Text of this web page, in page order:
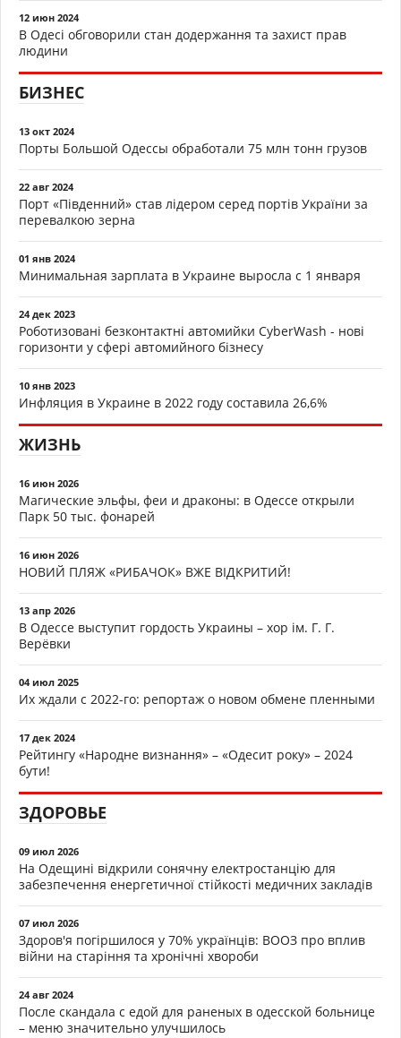
12 июн 2024
В Одесі обговорили стан додержання та захист прав
людини
БИЗНЕС
13 окт 2024
Порты Большой Одессы обработали 75 млн тонн грузов
22 авг 2024
Порт «Південний» став лідером серед портів України за
перевалкою зерна
01 янв 2024
Минимальная зарплата в Украине выросла с 1 января
24 дек 2023
Роботизовані безконтактні автомийки CyberWash - нові
горизонти у сфері автомийного бізнесу
10 янв 2023
Инфляция в Украине в 2022 году составила 26,6%
ЖИЗНЬ
16 июн 2026
Магические эльфы, феи и драконы: в Одессе открыли
Парк 50 тыс. фонарей
16 июн 2026
НОВИЙ ПЛЯЖ «РИБАЧОК» ВЖЕ ВІДКРИТИЙ!
13 апр 2026
В Одессе выступит гордость Украины – хор ім. Г. Г.
Верёвки
04 июл 2025
Их ждали с 2022-го: репортаж о новом обмене пленными
17 дек 2024
Рейтингу «Народне визнання» – «Одесит року» – 2024
бути!
ЗДОРОВЬЕ
09 июл 2026
На Одещині відкрили сонячну електростанцію для
забезпечення енергетичної стійкості медичних закладів
07 июл 2026
Здоров'я погіршилося у 70% українців: ВООЗ про вплив
війни на старіння та хронічні хвороби
24 авг 2024
После скандала с едой для раненых в одесской больнице
– меню значительно улучшилось